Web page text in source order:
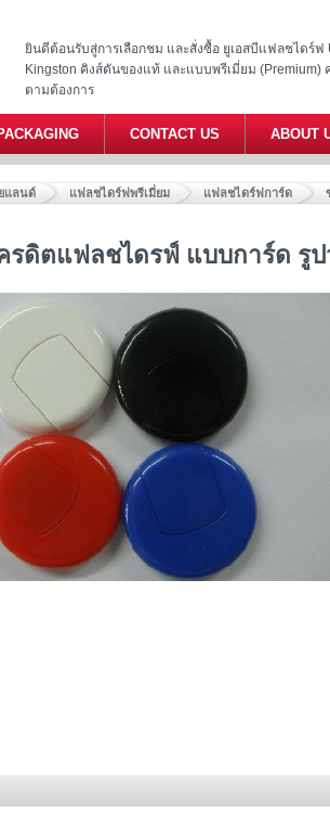
ยินดีต้อนรับสู่การเลือกชม และสั่งซื้อ ยูเอสบีแฟลชไดร์ฟ
Kingston คิงส์ตันของแท้ และแบบพรีเมี่ยม
ตามต้องการ
CONTACT US ABOUT
แลนด์ แฟลชไดร์ฟพรีเมี่ยม แฟลชไดร์ฟการ์ด
รดิตแฟลชไดรฟ์ แบบการ์ด รูป